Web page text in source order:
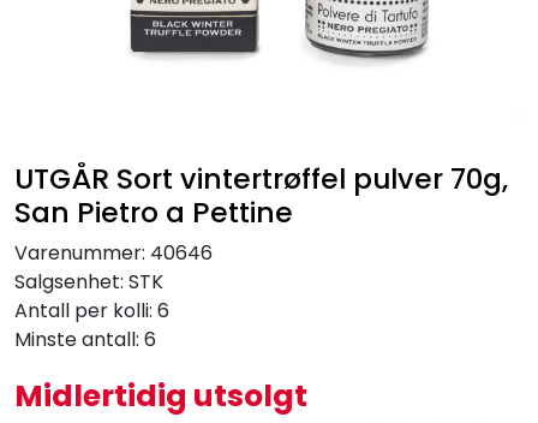
UTGÅR Sort vintertrøffel pulver 70g,
San Pietro a Pettine
Varenummer: 40646
Salgsenhet: STK
Antall per kolli: 6
Minste antall: 6
Midlertidig utsolgt